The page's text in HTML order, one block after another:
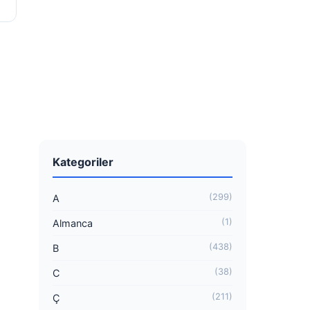
Kategoriler
A (299)
Almanca (1)
B (438)
C (38)
Ç (211)